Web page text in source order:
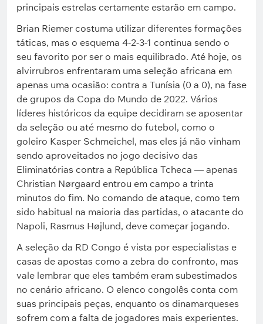
principais estrelas certamente estarão em campo.
Brian Riemer costuma utilizar diferentes formações
táticas, mas o esquema 4-2-3-1 continua sendo o
seu favorito por ser o mais equilibrado. Até hoje, os
alvirrubros enfrentaram uma seleção africana em
apenas uma ocasião: contra a Tunísia (0 a 0), na fase
de grupos da Copa do Mundo de 2022. Vários
líderes históricos da equipe decidiram se aposentar
da seleção ou até mesmo do futebol, como o
goleiro Kasper Schmeichel, mas eles já não vinham
sendo aproveitados no jogo decisivo das
Eliminatórias contra a República Tcheca — apenas
Christian Nørgaard entrou em campo a trinta
minutos do fim. No comando de ataque, como tem
sido habitual na maioria das partidas, o atacante do
Napoli, Rasmus Højlund, deve começar jogando.
A seleção da RD Congo é vista por especialistas e
casas de apostas como a zebra do confronto, mas
vale lembrar que eles também eram subestimados
no cenário africano. O elenco congolês conta com
suas principais peças, enquanto os dinamarqueses
sofrem com a falta de jogadores mais experientes.